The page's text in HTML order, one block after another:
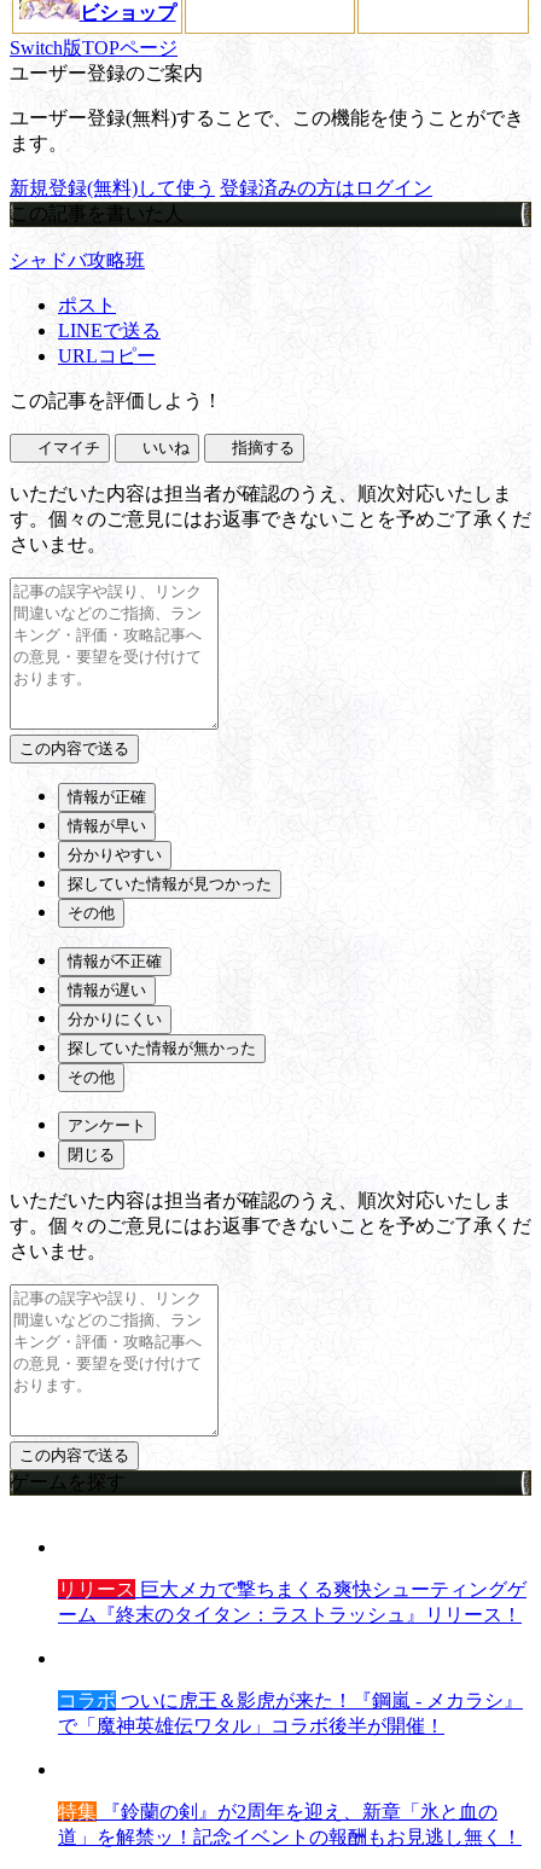
ビショップ
Switch版TOPページ
ユーザー登録のご案内
ユーザー登録(無料)することで、この機能を使うことができ
ます。
新規登録(無料)して使う 登録済みの方はログイン
この記事を書いた人
シャドバ攻略班
ポスト
LINEで送る
URLコピー
この記事を評価しよう！
イマイチ いいね 指摘する
いただいた内容は担当者が確認のうえ、順次対応いたしま
す。個々のご意見にはお返事できないことを予めご了承くだ
さいませ。
情報が正確
情報が早い
分かりやすい
探していた情報が見つかった
その他
情報が不正確
情報が遅い
分かりにくい
探していた情報が無かった
その他
アンケート
閉じる
いただいた内容は担当者が確認のうえ、順次対応いたしま
す。個々のご意見にはお返事できないことを予めご了承くだ
さいませ。
ゲームを探す
リリース 巨大メカで撃ちまくる爽快シューティングゲ
ーム『終末のタイタン：ラストラッシュ』リリース！
コラボ ついに虎王＆影虎が来た！『鋼嵐 - メカラシ』
で「魔神英雄伝ワタル」コラボ後半が開催！
特集 『鈴蘭の剣』が2周年を迎え、新章「氷と血の
道」を解禁ッ！記念イベントの報酬もお見逃し無く！